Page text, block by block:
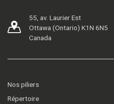
55, av. Laurier Est
Ottawa (Ontario) K1N 6N5
Canada
Nos piliers
Répertoire